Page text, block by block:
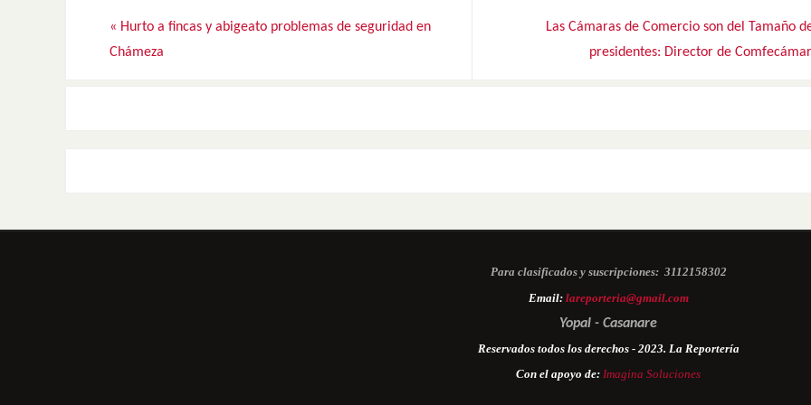
« Hurto a fincas y abigeato problemas de seguridad en
Chámeza
Las Cámaras de Comercio son del Tamaño
presidentes: Director de
Para clasificados y suscripciones: 3112158302
Email: lareporteria@gmail.com
Yopal - Casanare
Reservados todos los derechos - 2023. La Reportería
Con el apoyo de: Imagina Soluciones